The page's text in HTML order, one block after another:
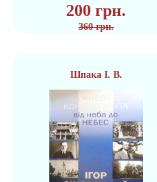
200 грн.
360 грн.
Шпака І. В.